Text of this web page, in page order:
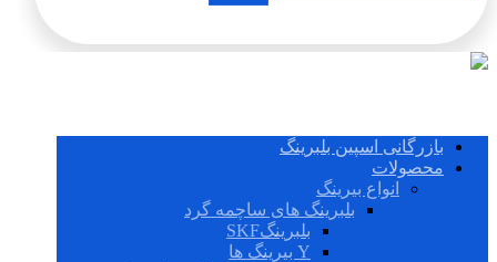
بازرگانی اسپین بلبرینگ
محصولات
انواع بیرینگ
بلبرینگ های ساچمه گرد
بلبرینگSKF
Y بیرینگ ها